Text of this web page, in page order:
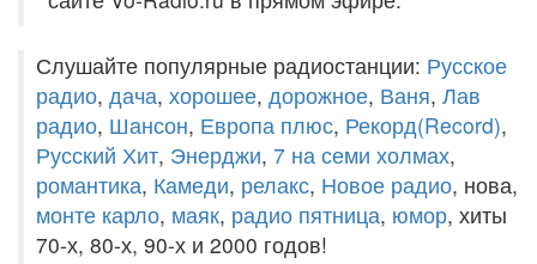
Слушайте популярные радиостанции: Русское
радио, дача, хорошее, дорожное, Ваня, Лав
радио, Шансон, Европа плюс, Рекорд(Record),
Русский Хит, Энерджи, 7 на семи холмах,
романтика, Камеди, релакс, Новое радио, нова,
монте карло, маяк, радио пятница, юмор, хиты
70-х, 80-х, 90-х и 2000 годов!